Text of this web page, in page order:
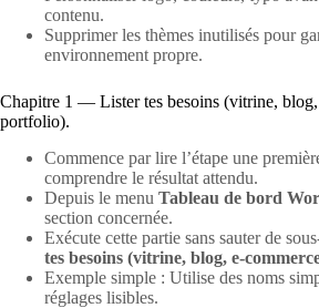
contenu.
Supprimer les thèmes inutilisés pour
environnement propre.
Chapitre 1 — Lister tes besoins (vitrine, blog,
portfolio).
Commence par lire l’étape une
comprendre le résultat attendu.
Depuis le menu Tableau de bord
section concernée.
Exécute cette partie sans sauter de
tes besoins (vitrine, blog, e-
Exemple simple : Utilise des noms
réglages lisibles.